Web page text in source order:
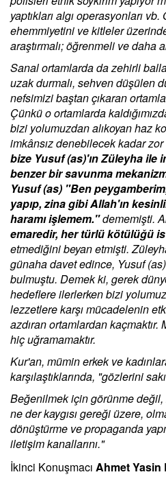
yaptıkları algı operasyonları
ehemmiyetini ve kitleler
araştırmalı; öğrenmeli ve daha
Sanal ortamlarda da zehirli
uzak durmalı, sehven düşülen
nefsimizi baştan çıkaran
Çünkü o ortamlarda
bizi yolumuzdan alıkoyan haz
imkânsız denebilecek kadar
bize Yusuf (as)'ın Züleyha ile
benzer bir savunma
Yusuf (as) "Ben
yapıp, zina gibi Allah'ın
haramı işlemem."dememişti.
emaredir, her türlü kötülüğü
etmediğini beyan etmişti.
günaha davet edince, Yusuf
bulmuştu. Demek ki, gerek
hedeflere ilerlerken bizi
lezzetlere karşı mücadelenin
azdıran ortamlardan
hiç uğramamaktır.
Kur'an, mümin erkek ve
karşılaştıklarında, "gözlerini
Beğenilmek için görünme
ne der kaygısı gereği üzere,
dönüştürme ve propaganda
iletişim kanallarını."
İkinci Konuşmacı Ahmet Yasin